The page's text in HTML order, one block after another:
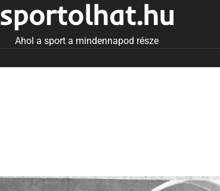
sportolhat.hu
Ahol a sport a mindennapod része